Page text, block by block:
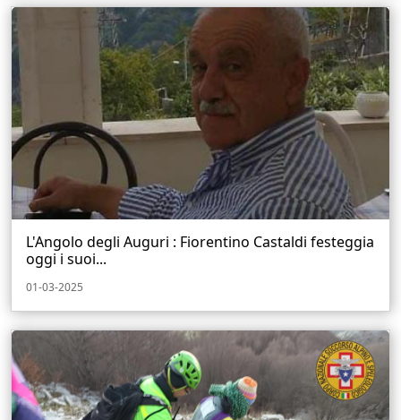
L'Angolo degli Auguri : Fiorentino Castaldi festeggia
oggi i suoi...
01-03-2025